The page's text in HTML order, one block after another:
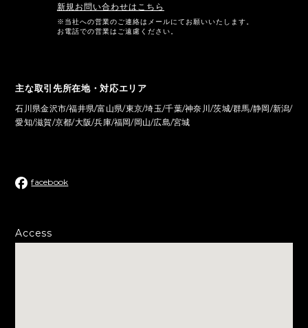
新規お問い合わせはこちら
※当社への営業のご連絡はメールにてお願いいたします。
お電話での営業はご遠慮ください。
主な取引先所在地・対応エリア
石川県金沢市/福井県/富山県/東京/埼玉/千葉/神奈川/茨城/群馬/静岡/新潟/
愛知/滋賀/京都/大阪/兵庫/福岡/岡山/広島/宮城
facebook
Access